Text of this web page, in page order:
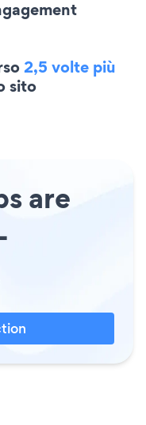
2,5 volte più
sito
are